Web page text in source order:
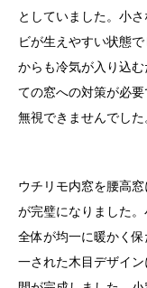
としていました。小
ビが生えやすい状態
からも冷気が入り込
ての窓への対策が必
無視できませんでした
ウチリモ内窓を腰高
が完璧になりました
全体が均一に暖かく
一された木目デザイ